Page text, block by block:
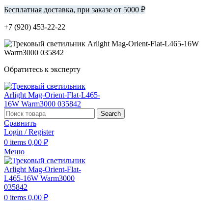
Бесплатная доставка, при заказе от 5000 ₽
+7 (920) 453-22-22
Обратитесь к эксперту
Search
Сравнить
Login / Register
0 items 0,00 ₽
Меню
0 items 0,00 ₽